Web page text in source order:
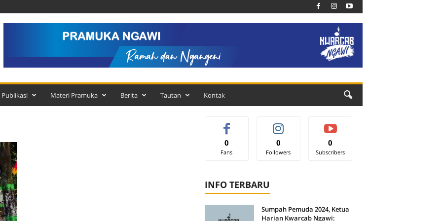
Publikasi Materi Pramuka Berita Tautan Kontak
0
Fans
0
Followers
0
Subscribers
INFO TERBARU
Sumpah Pemuda 2024, Ketua
Harian Kwarcab Ngawi: